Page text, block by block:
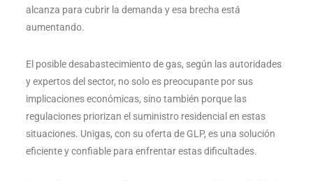
alcanza para cubrir la demanda y esa brecha está
aumentando.
El posible desabastecimiento de gas, según las autoridades
y expertos del sector, no solo es preocupante por sus
implicaciones económicas, sino también porque las
regulaciones priorizan el suministro residencial en estas
situaciones. Unigas, con su oferta de GLP, es una solución
eficiente y confiable para enfrentar estas dificultades.